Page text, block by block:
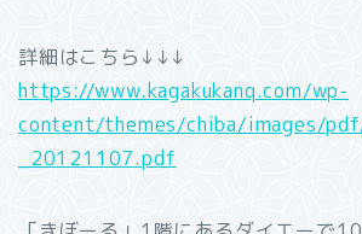
詳細はこちら↓↓↓
https://www.kagakukanq.com/wp-
content/themes/chiba/images/
_20121107.pdf